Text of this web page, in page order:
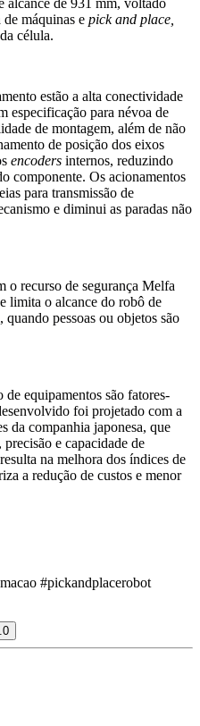
alcance de 931 mm, voltado
de máquinas e pick and place,
célula.
estão a alta conectividade
especificação para névoa de
de montagem, além de não
de posição dos eixos
encoders internos, reduzindo
componente. Os acionamentos
para transmissão de
e diminui as paradas não
o recurso de segurança Melfa
limita o alcance do robô de
pessoas ou objetos são
equipamentos são fatores-
foi projetado com a
da companhia japonesa, que
e capacidade de
na melhora dos índices de
a redução de custos e menor
#pickandplacerobot